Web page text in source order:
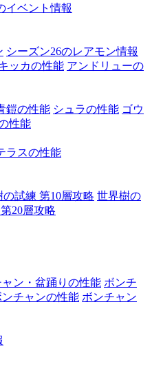
イベント情報
シーズン26のレアモン情報
ッカの性能 アンドリューの
鎧の性能 シュラの性能 ゴウ
性能
ラスの性能
の試練 第10層攻略 世界樹の
20層攻略
ャン・盆踊りの性能 ボンチ
ンチャンの性能 ボンチャン